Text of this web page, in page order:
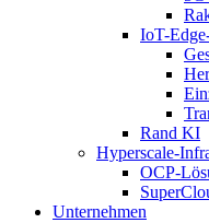
IoT-
Rand KI
Hyperscale-
OCP-
Unternehmen